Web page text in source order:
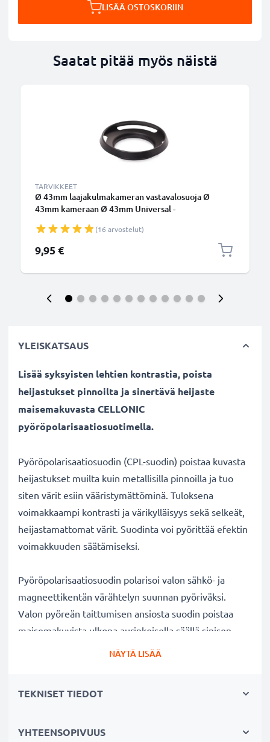
LISÄÄ OSTOSKORIIN
Saatat pitää myös näistä
TARVIKKEET
Ø 43mm laajakulmakameran vastavalosuoja Ø
43mm kameraan Ø 43mm Universal -
vastavalosuoja tuotemerkiltä CELLONIC
(16 arvostelut)
9,95 €
YLEISKATSAUS
Lisää syksyisten lehtien kontrastia, poista
heijastukset pinnoilta ja sinertävä heijaste
maisemakuvasta CELLONIC
pyöröpolarisaatiosuotimella.
Pyöröpolarisaatiosuodin (CPL-suodin) poistaa kuvasta
heijastukset muilta kuin metallisilla pinnoilla ja tuo
siten värit esiin vääristymättöminä. Tuloksena
voimakkaampi kontrasti ja värikylläisyys sekä selkeät,
heijastamattomat värit. Suodinta voi pyörittää efektin
voimakkuuden säätämiseksi.
Pyöröpolarisaatiosuodin polarisoi valon sähkö- ja
magneettikentän värähtelyn suunnan pyöriväksi.
Valon pyöreän taittumisen ansiosta suodin poistaa
maisemakuvista ulkona aurinkoisella säällä sinisen
usvan. Lisäksi polarisaatiosuotimella voi kuvata
✔ Poistaa heijastukset ei-metallisilta pinnoilta (esim.
NÄYTÄ LISÄÄ
TEKNISET TIEDOT
YHTEENSOPIVUUS